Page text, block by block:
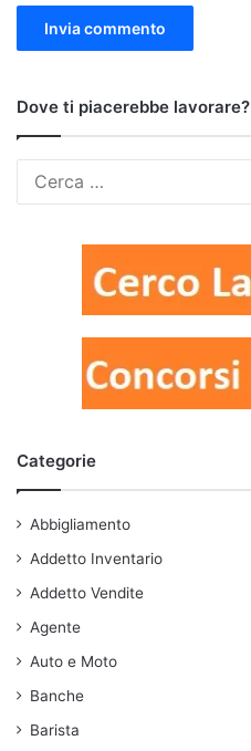
Dove ti piacerebbe lavorare?
Categorie
Abbigliamento
Addetto Inventario
Addetto Vendite
Agente
Auto e Moto
Banche
Barista